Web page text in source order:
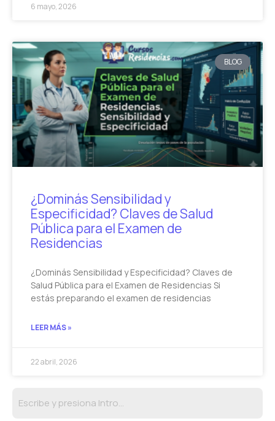
6 mayo, 2026
BLOG
¿Dominás Sensibilidad y
Especificidad? Claves de Salud
Pública para el Examen de
Residencias
¿Dominás Sensibilidad y Especificidad? Claves de
Salud Pública para el Examen de Residencias Si
estás preparando el examen de residencias
LEER MÁS »
22 abril, 2026